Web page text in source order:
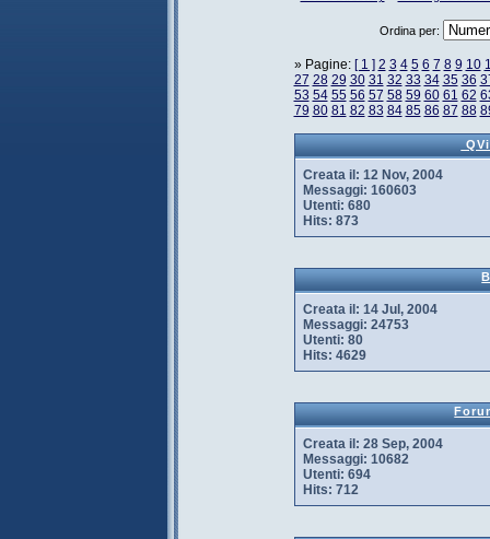
Ordina per:
» Pagine: [ 1 ] 2 3 4 5 6 7 8 9 10
27 28 29 30 31 32 33 34 35 36
53 54 55 56 57 58 59 60 61 62
79 80 81 82 83 84 85 86 87 88

Creata il: 12 Nov, 2004
Messaggi: 160603
Utenti: 680
Hits: 873
Creata il: 14 Jul, 2004
Messaggi: 24753
Utenti: 80
Hits: 4629
Creata il: 28 Sep, 2004
Messaggi: 10682
Utenti: 694
Hits: 712